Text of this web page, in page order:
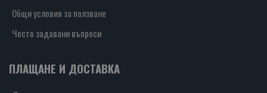
Общи условия за ползване
Често задавани въпроси
ПЛАЩАНЕ И ДОСТАВКА